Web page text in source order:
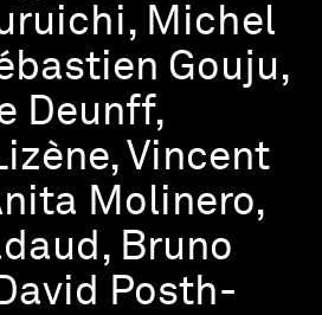
Michel
Gouju,
Deunff,
Vincent
Molinero,
Bruno
Posth-